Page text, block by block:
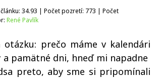
34.93 | Počet pozretí: 773 | Počet
René Pavlík
prečo máme v kalendári
pamätné dni, hneď mi napadne
preto, aby sme si pripomínali